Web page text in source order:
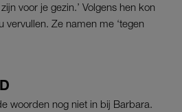
voor je gezin.’ Volgens hen kon
vervullen. Ze namen me ‘tegen
woorden nog niet in bij Barbara.